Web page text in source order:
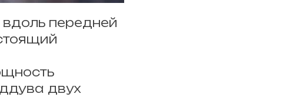
передней
двух